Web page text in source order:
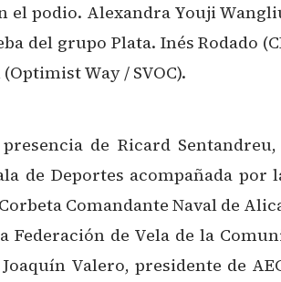
el podio. Alexandra Youji
del grupo Plata. Inés Rodado
Way / SVOC).
de Ricard
de Deportes acompañada
Comandante Naval de
de Vela de la
Valero, presidente de